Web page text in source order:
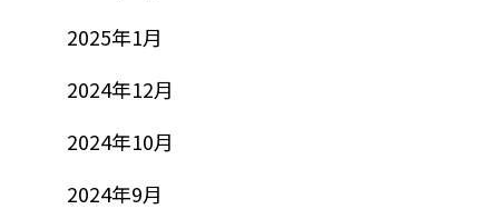
2025年1月
2024年12月
2024年10月
2024年9月